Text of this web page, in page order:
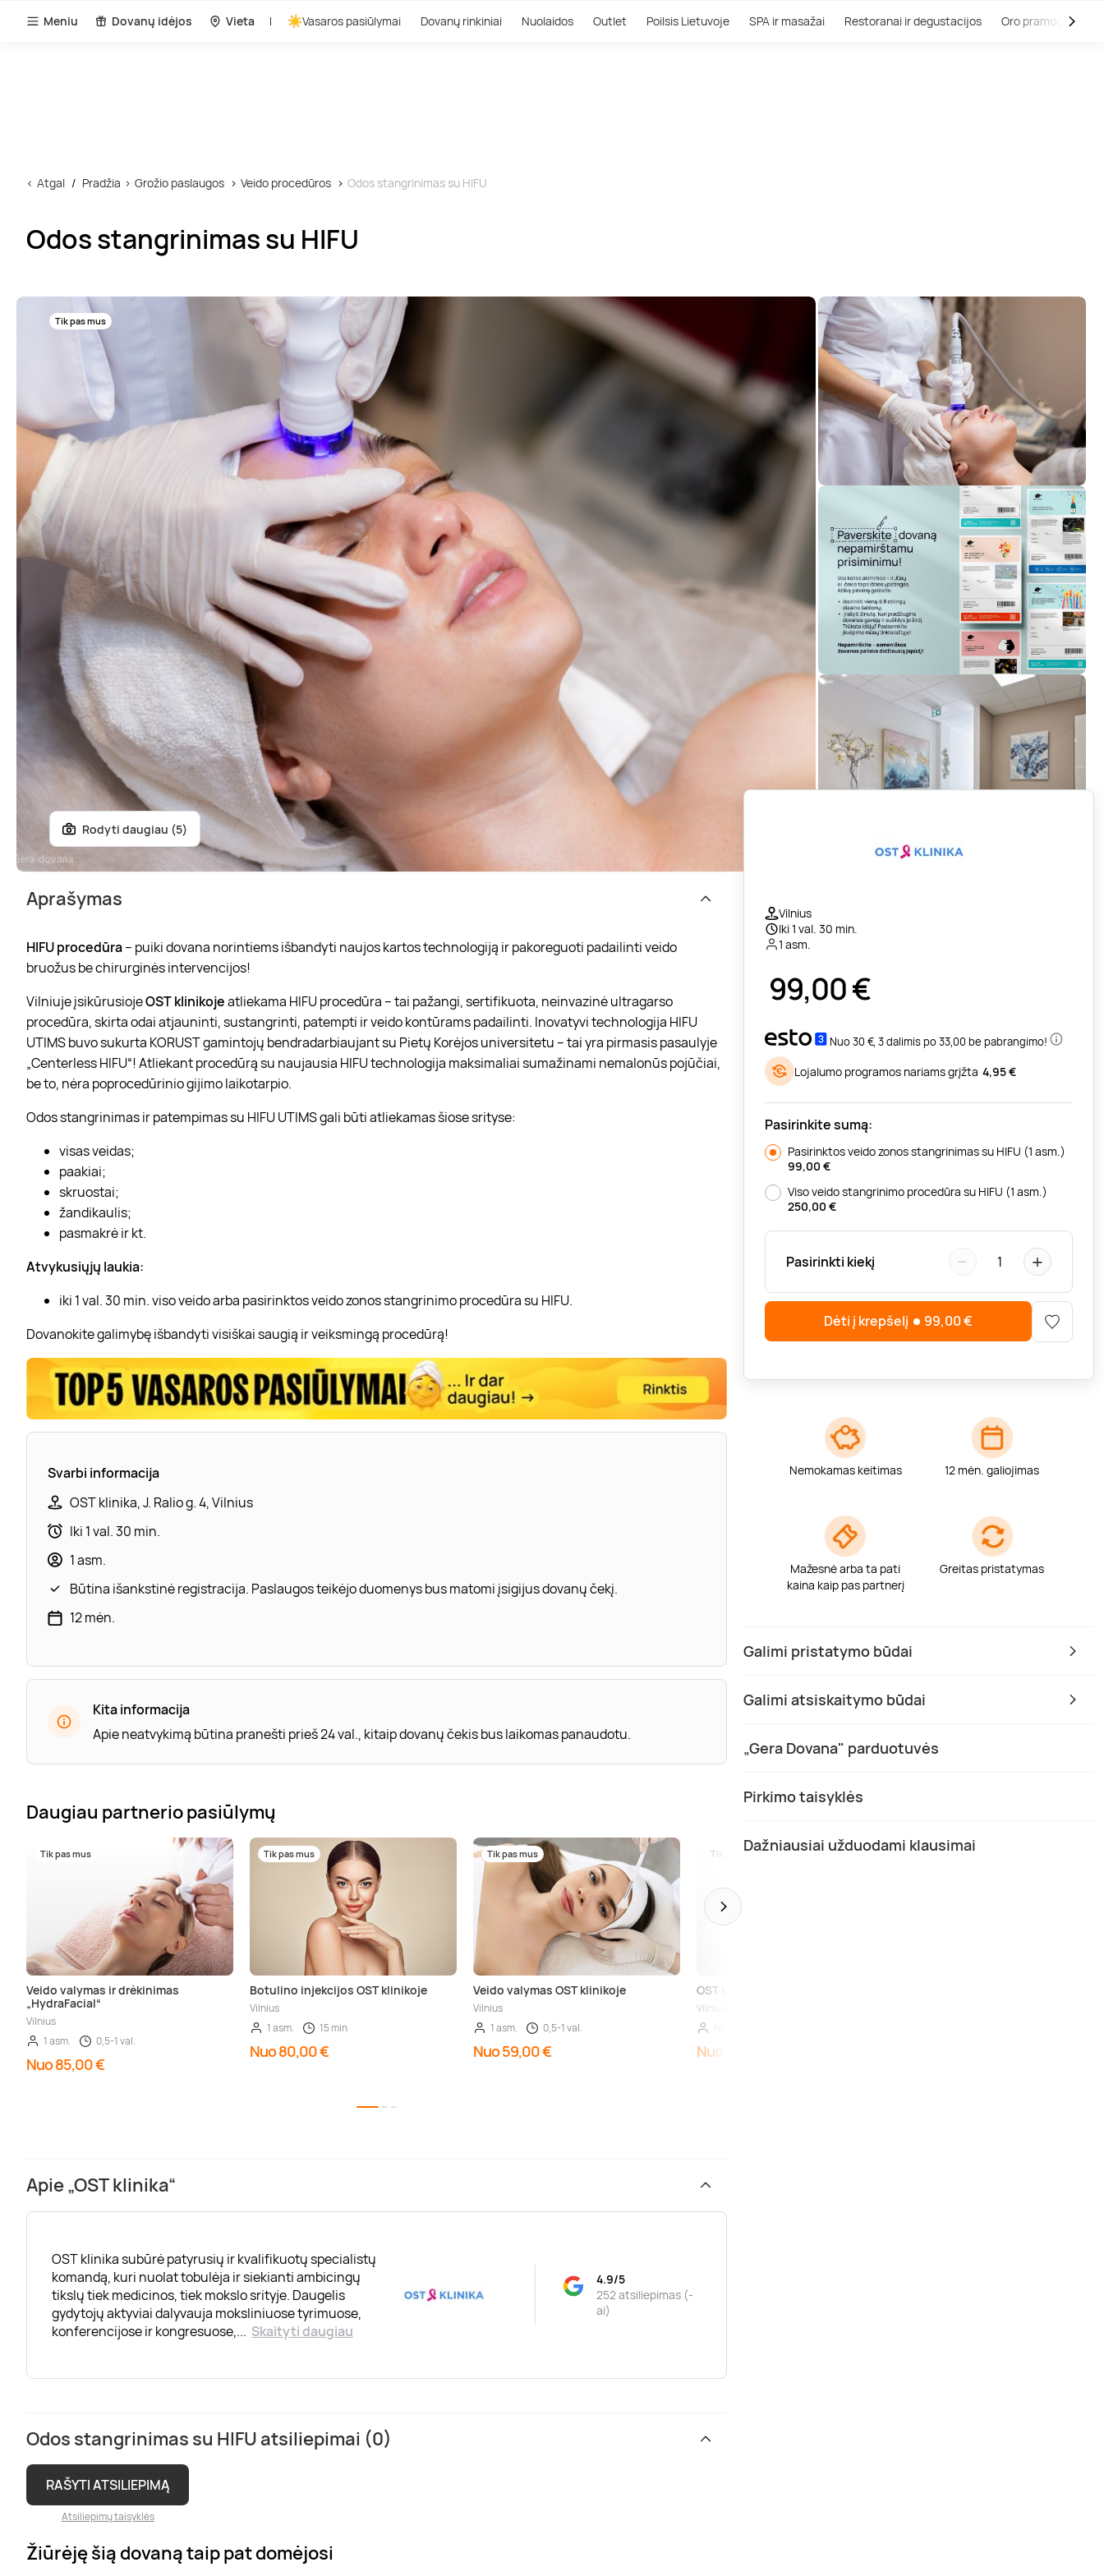
Meniu Dovanų idėjos Vieta Vasaros pasiūlymai Dovanų rinkiniai Nuolaidos Outlet Poilsis Lietuvoje SPA ir masažai Restoranai ir degustacijos Oro pramogos
Atgal Pradžia Grožio paslaugos Veido procedūros Odos stangrinimas su HIFU
Odos stangrinimas su HIFU
Tik pas mus
Rodyti daugiau (5)
Vilnius
Iki 1 val. 30 min.
1 asm.
99,00€
Nuo 30 €, 3 dalimis po 33,00 be pabrangimo!
Lojalumo programos nariams grįžta 4,95 €
Pasirinkite sumą:
Pasirinktos veido zonos stangrinimas su HIFU (1 asm.)
99,00 €
Viso veido stangrinimo procedūra su HIFU (1 asm.)
250,00 €
Pasirinkti kiekį − 1 +
Dėti į krepšelį 99,00€
Nemokamas keitimas 12 mėn. galiojimas
Mažesnė arba ta pati
kaina kaip pas partnerį
Greitas pristatymas
Galimi pristatymo būdai
Galimi atsiskaitymo būdai
„Gera Dovana" parduotuvės
Pirkimo taisyklės
Dažniausiai užduodami klausimai
Aprašymas
HIFU procedūra– puiki dovana norintiems išbandyti naujos kartos technologiją ir pakoreguoti padailinti veido
bruožus be chirurginės intervencijos!
Vilniuje įsikūrusiojeOST klinikojeatliekama HIFU procedūra – tai pažangi, sertifikuota, neinvazinė ultragarso
procedūra, skirta odai atjauninti, sustangrinti, patempti ir veido kontūrams padailinti. Inovatyvi technologija HIFU
UTIMS buvo sukurta KORUST gamintojų bendradarbiaujant su Pietų Korėjos universitetu – tai yra pirmasis pasaulyje
„Centerless HIFU“! Atliekant procedūrą su naujausia HIFU technologija maksimaliai sumažinami nemalonūs pojūčiai,
be to, nėra poprocedūrinio gijimo laikotarpio.
Odos stangrinimas ir patempimas su HIFU UTIMS gali būti atliekamas šiose srityse:
visas veidas;
paakiai;
skruostai;
žandikaulis;
pasmakrė ir kt.
Atvykusiųjų laukia:
iki 1 val. 30 min. viso veido arba pasirinktos veido zonos stangrinimo procedūra su HIFU.
Dovanokite galimybę išbandyti visiškai saugią ir veiksmingą procedūrą!
Svarbi informacija
OST klinika, J. Ralio g. 4, Vilnius
Iki 1 val. 30 min.
1 asm.
Būtina išankstinė registracija. Paslaugos teikėjo duomenys bus matomi įsigijus dovanų čekį.
12 mėn.
Kita informacija
Apie neatvykimą būtina pranešti prieš 24 val., kitaip dovanų čekis bus laikomas panaudotu.
Daugiau partnerio pasiūlymų
Tik pas mus
Veido valymas ir drėkinimas
„HydraFacial“
Vilnius
1 asm.
0,5-1 val.
Nuo 85,00 €
Tik pas mus
Botulino injekcijos OST klinikoje
Vilnius
1 asm.
15 min
Nuo 80,00 €
Tik pas mus
Veido valymas OST klinikoje
Vilnius
1 asm.
0,5-1 val.
Nuo 59,00 €
Tik pas mus
OST klinikos dovanų čekis
Vilnius
Nuo 50,00 €
Tik pas mus
Apie „OST klinika“
OST klinika subūrė patyrusių ir kvalifikuotų specialistų
komandą, kuri nuolat tobulėja ir siekianti ambicingų
tikslų tiek medicinos, tiek mokslo srityje. Daugelis
gydytojų aktyviai dalyvauja moksliniuose tyrimuose,
konferencijose ir kongresuose,... Skaityti daugiau
4.9/5
252 atsiliepimas (-
ai)
Odos stangrinimas su HIFU atsiliepimai (0)
RAŠYTI ATSILIEPIMĄ
Atsiliepimų taisyklės
Žiūrėję šią dovaną taip pat domėjosi